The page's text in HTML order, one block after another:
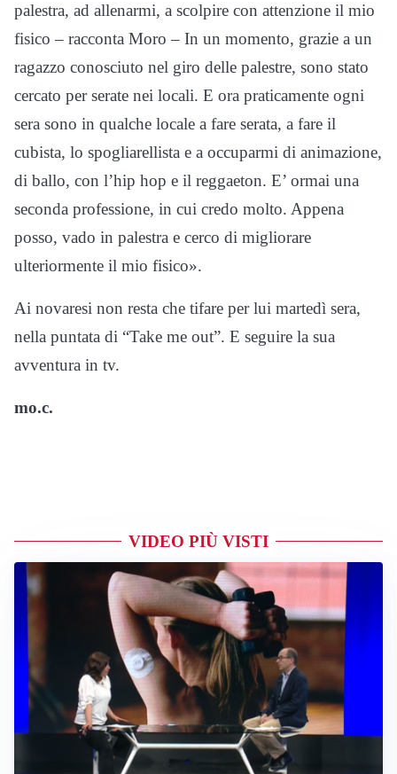
palestra, ad allenarmi, a scolpire con attenzione il mio
fisico – racconta Moro – In un momento, grazie a un
ragazzo conosciuto nel giro delle palestre, sono stato
cercato per serate nei locali. E ora praticamente ogni
sera sono in qualche locale a fare serata, a fare il
cubista, lo spogliarellista e a occuparmi di animazione,
di ballo, con l’hip hop e il reggaeton. E’ ormai una
seconda professione, in cui credo molto. Appena
posso, vado in palestra e cerco di migliorare
ulteriormente il mio fisico».
Ai novaresi non resta che tifare per lui martedì sera,
nella puntata di “Take me out”. E seguire la sua
avventura in tv.
mo.c.
VIDEO PIÙ VISTI